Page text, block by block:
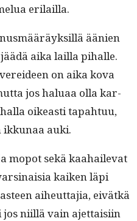
erilailla.
äänien
aika lail­la pihalle.
on aika kova
jos halu­aa olla kar­
oikeasti tapah­tuu,
auki.
mopot sekä kaa­hail­e­vat
kaiken läpi
aiheut­ta­jia, eivätkä
niil­lä vain ajet­taisi­in